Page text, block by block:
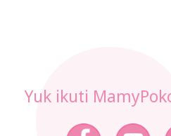
Yuk ikuti